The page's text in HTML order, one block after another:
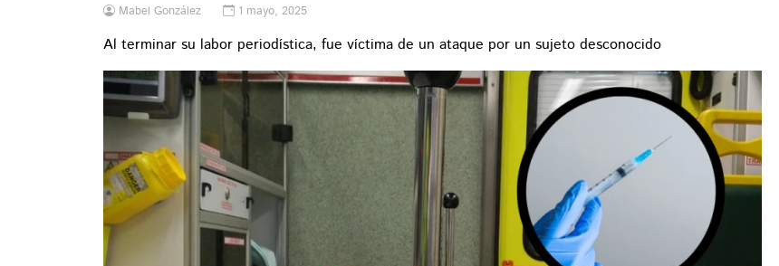
Mabel González 1 mayo, 2025
Al terminar su labor periodística, fue víctima de un ataque por un sujeto desconocido